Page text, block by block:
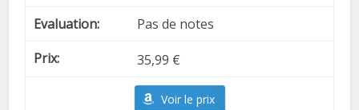
Pas de notes
35,99 €
Voir le prix